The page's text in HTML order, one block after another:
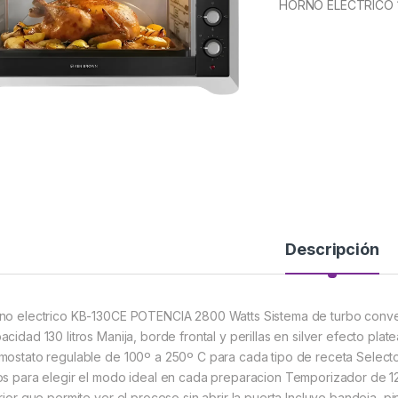
HORNO
Descripción
electrico KB-130CE POTENCIA 2800 Watts Sistema de turbo
130 litros Manija, borde frontal y perillas en silver efecto
regulable de 100º a 250º C para cada tipo de receta
para elegir el modo ideal en cada preparacion Temporizador de